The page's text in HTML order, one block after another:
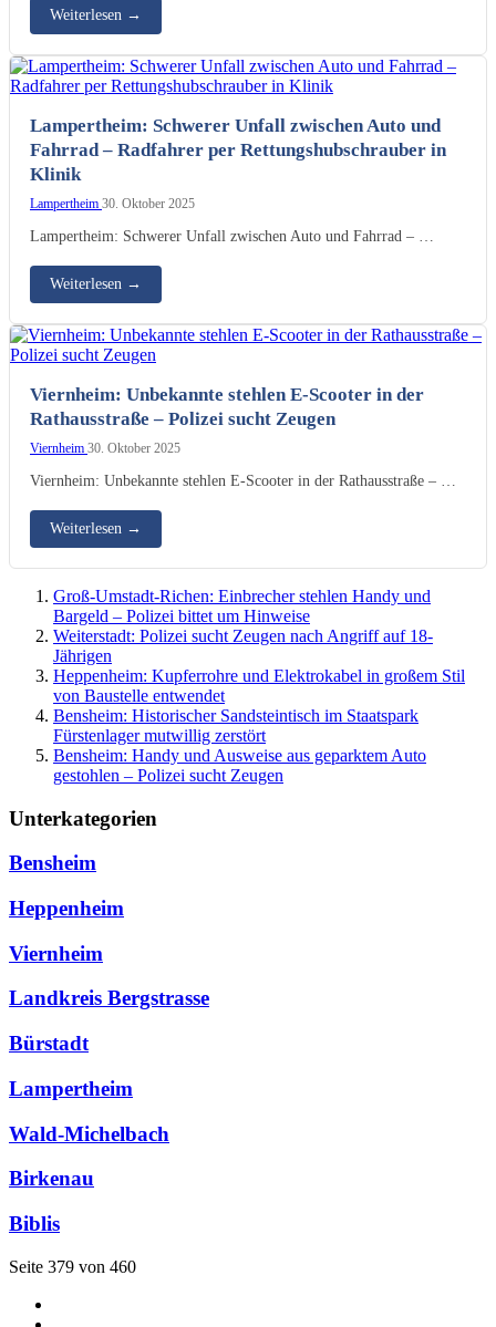
Weiterlesen →
Lampertheim: Schwerer Unfall zwischen Auto und
Fahrrad – Radfahrer per Rettungshubschrauber in
Klinik
Lampertheim 30. Oktober 2025
Lampertheim: Schwerer Unfall zwischen Auto und Fahrrad – …
Weiterlesen →
Viernheim: Unbekannte stehlen E-Scooter in der
Rathausstraße – Polizei sucht Zeugen
Viernheim 30. Oktober 2025
Viernheim: Unbekannte stehlen E-Scooter in der Rathausstraße – …
Weiterlesen →
Groß-Umstadt-Richen: Einbrecher stehlen Handy und
Bargeld – Polizei bittet um Hinweise
Weiterstadt: Polizei sucht Zeugen nach Angriff auf 18-
Jährigen
Heppenheim: Kupferrohre und Elektrokabel in großem Stil
von Baustelle entwendet
Bensheim: Historischer Sandsteintisch im Staatspark
Fürstenlager mutwillig zerstört
Bensheim: Handy und Ausweise aus geparktem Auto
gestohlen – Polizei sucht Zeugen
Unterkategorien
Bensheim
Heppenheim
Viernheim
Landkreis Bergstrasse
Bürstadt
Lampertheim
Wald-Michelbach
Birkenau
Biblis
Seite 379 von 460